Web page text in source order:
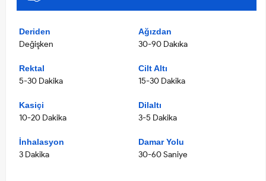
Deriden
Değişken
Ağızdan
30-90 Dakıka
Rektal
5-30 Dakika
Cilt Altı
15-30 Dakika
Kasiçi
10-20 Dakika
Dilaltı
3-5 Dakika
İnhalasyon
3 Dakika
Damar Yolu
30-60 Saniye